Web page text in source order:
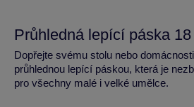
Průhledná lepící páska
Dopřejte svému stolu nebo
průhlednou lepící páskou, která je
pro všechny malé i velké umělce.